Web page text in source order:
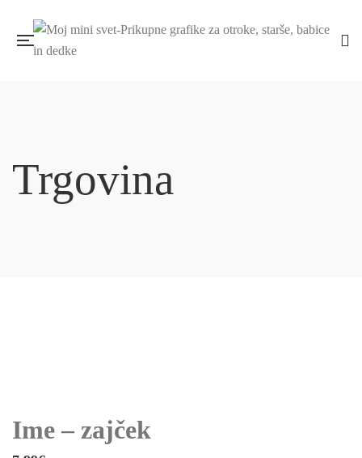
Trgovina
Ime – zajček